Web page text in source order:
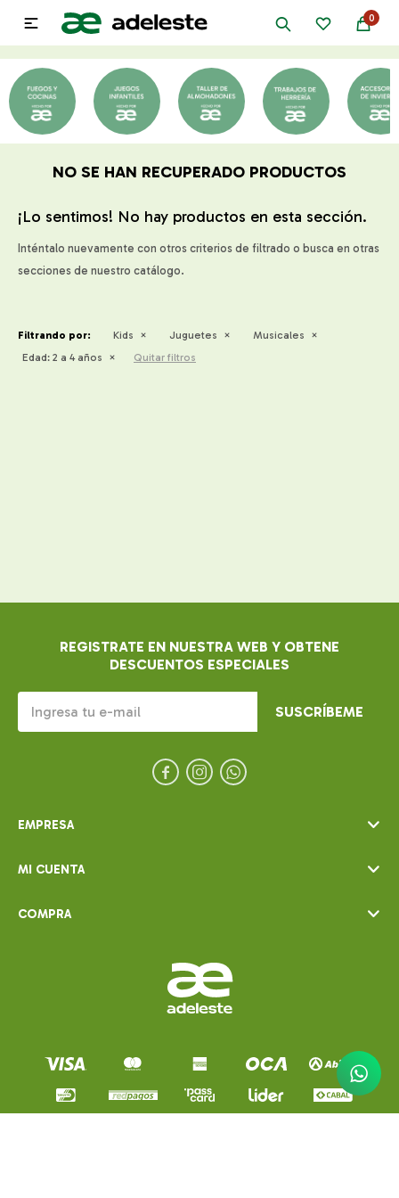
0

NO SE HAN RECUPERADO PRODUCTOS
¡Lo sentimos! No hay productos en esta sección.
Inténtalo nuevamente con otros criterios de filtrado o busca en otras
secciones de nuestro catálogo.
Filtrando por: Kids Juguetes
Musicales
Edad: 2 a 4 años Quitar filtros
EMPRESA
MI CUENTA
COMPRA
REGISTRATE EN NUESTRA WEB Y OBTENE
DESCUENTOS ESPECIALES
SUSCRÍBEME
  